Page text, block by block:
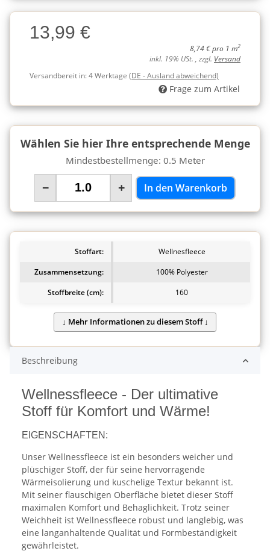
Charge
Charge13,99 €
8,74 € pro 1 m2
inkl. 19% USt. , zzgl. Versand
Versandbereit in:4 Werktage (DE - Ausland abweichend)
Frage zum Artikel
Wählen Sie hier Ihre entsprechende Menge
Mindestbestellmenge: 0.5 Meter
− + In den Warenkorb
Stoffart:
Wellnesfleece
Zusammensetzung:
100% Polyester
Stoffbreite (cm):
160
Beschreibung
Wellnessfleece - Der ultimative
Stoff für Komfort und Wärme!
EIGENSCHAFTEN:
Unser Wellnessfleece ist ein besonders weicher und
plüschiger Stoff, der für seine hervorragende
Wärmeisolierung und kuschelige Textur bekannt ist.
Mit seiner flauschigen Oberfläche bietet dieser Stoff
maximalen Komfort und Behaglichkeit. Trotz seiner
Weichheit ist Wellnessfleece robust und langlebig, was
eine langanhaltende Qualität und Formbeständigkeit
gewährleistet.